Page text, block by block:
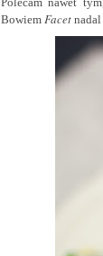
Bowiem Facet